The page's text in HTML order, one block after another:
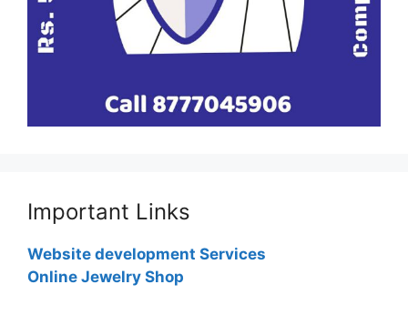
Important Links
Website development Services
Online Jewelry Shop